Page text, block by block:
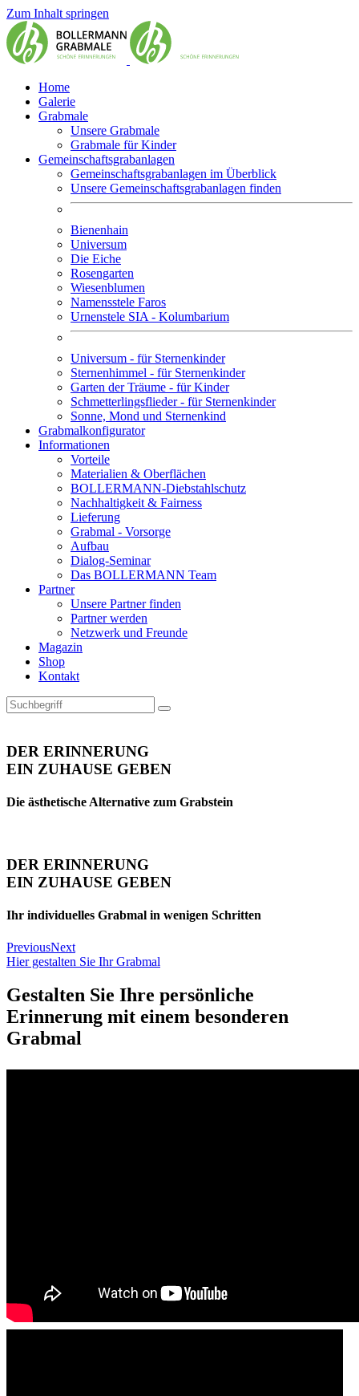
Zum Inhalt springen
Home
Galerie
Grabmale
Unsere Grabmale
Grabmale für Kinder
Gemeinschaftsgrabanlagen
Gemeinschaftsgrabanlagen im Überblick
Unsere Gemeinschaftsgrabanlagen finden
Bienenhain
Universum
Die Eiche
Rosengarten
Wiesenblumen
Namensstele Faros
Urnenstele SIA - Kolumbarium
Universum - für Sternenkinder
Sternenhimmel - für Sternenkinder
Garten der Träume - für Kinder
Schmetterlingsflieder - für Sternenkinder
Sonne, Mond und Sternenkind
Grabmalkonfigurator
Informationen
Vorteile
Materialien & Oberflächen
BOLLERMANN-Diebstahlschutz
Nachhaltigkeit & Fairness
Lieferung
Grabmal - Vorsorge
Aufbau
Dialog-Seminar
Das BOLLERMANN Team
Partner
Unsere Partner finden
Partner werden
Netzwerk und Freunde
Magazin
Shop
Kontakt
DER ERINNERUNG
EIN ZUHAUSE GEBEN
Die ästhetische Alternative zum Grabstein
DER ERINNERUNG
EIN ZUHAUSE GEBEN
Ihr individuelles Grabmal in wenigen Schritten
PreviousNext
Hier gestalten Sie Ihr Grabmal
Gestalten Sie Ihre persönliche
Erinnerung mit einem besonderen
Grabmal